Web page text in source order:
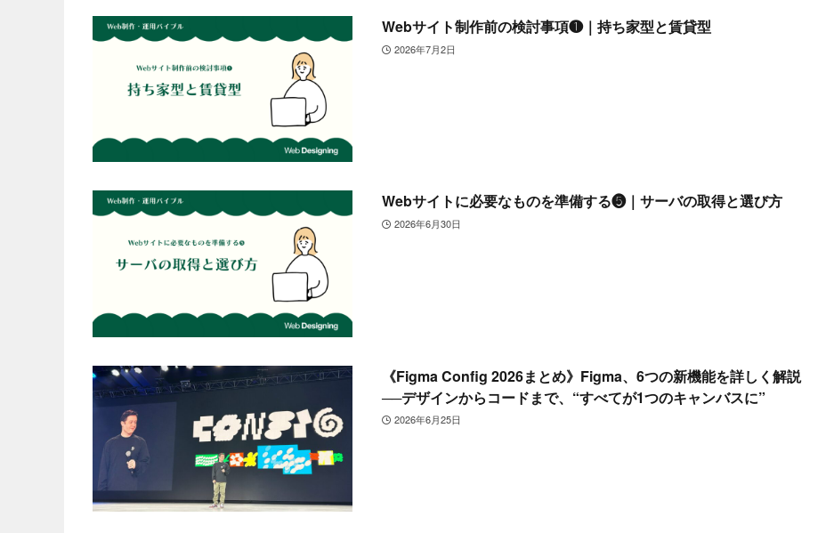
Webサイト制作前の検討事項❶｜持ち家型と賃貸型
2026年7月2日
Webサイトに必要なものを準備する❺｜サーバの取得と選び方
2026年6月30日
《Figma Config 2026まとめ》Figma、6つの新機能を詳しく解説
──デザインからコードまで、“すべてが1つのキャンバスに”
2026年6月25日